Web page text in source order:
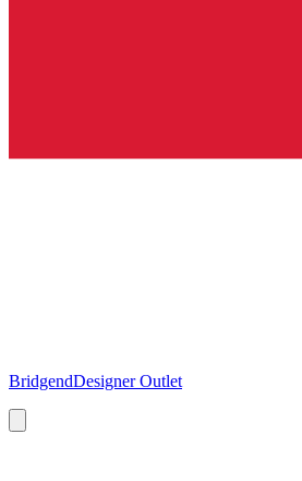
BridgendDesigner Outlet